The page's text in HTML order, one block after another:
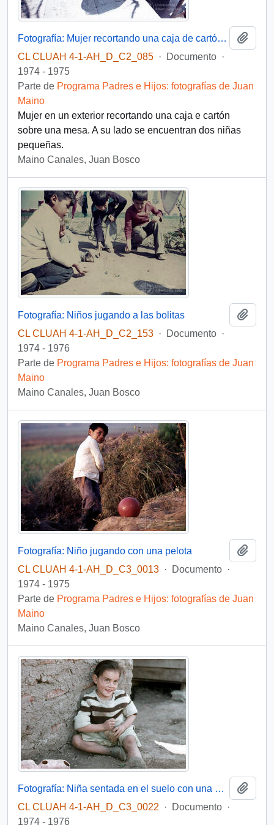
Fotografía: Mujer recortando una caja de cartón, junto a dos niñas pequeñas
CL CLUAH 4-1-AH_D_C2_085 · Documento ·
1974 - 1975
Parte de Programa Padres e Hijos: fotografías de Juan
Maino
Mujer en un exterior recortando una caja e cartón
sobre una mesa. A su lado se encuentran dos niñas
pequeñas.
Maino Canales, Juan Bosco
Fotografía: Niños jugando a las bolitas
CL CLUAH 4-1-AH_D_C2_153 · Documento ·
1974 - 1976
Parte de Programa Padres e Hijos: fotografías de Juan
Maino
Maino Canales, Juan Bosco
Fotografía: Niño jugando con una pelota
CL CLUAH 4-1-AH_D_C3_0013 · Documento ·
1974 - 1975
Parte de Programa Padres e Hijos: fotografías de Juan
Maino
Maino Canales, Juan Bosco
Fotografía: Niña sentada en el suelo con una muñeca
CL CLUAH 4-1-AH_D_C3_0022
· Documento ·
1974 - 1976